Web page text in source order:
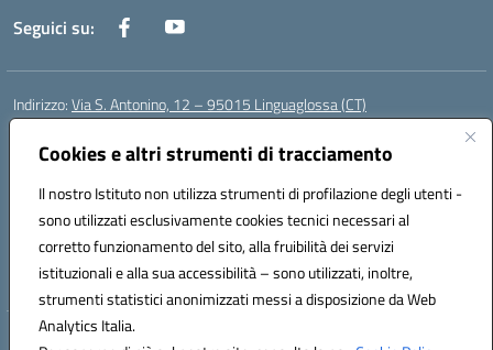
Cookies e altri strumenti di tracciamento
Il nostro Istituto non utilizza strumenti di profilazione degli utenti -
sono utilizzati esclusivamente cookies tecnici necessari al
corretto funzionamento del sito, alla fruibilità dei servizi
istituzionali e alla sua accessibilità – sono utilizzati, inoltre,
strumenti statistici anonimizzati messi a disposizione da Web
Analytics Italia.
Seguici su:
Indirizzo:Via S. Antonino, 12 – 95015 Linguaglossa (CT)
Centralino:
Posta elettronica certificata (PEC):ctic83200r@pec.istruzione.it
Codice fiscale: 83002470876
Codice meccanografico:CTIC83200R
Codice Indice delle Pubbliche Amministrazioni (IPA): istsc_CTIC83200R
Codice unico di fatturazione (CUF): UF7TEB
Hosting & Powered by 3D Solution S.r.l.